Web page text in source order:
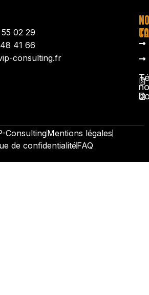
02 29
41 66
consulting.fr
ConsultingMentions légales
de confidentialitéFAQ